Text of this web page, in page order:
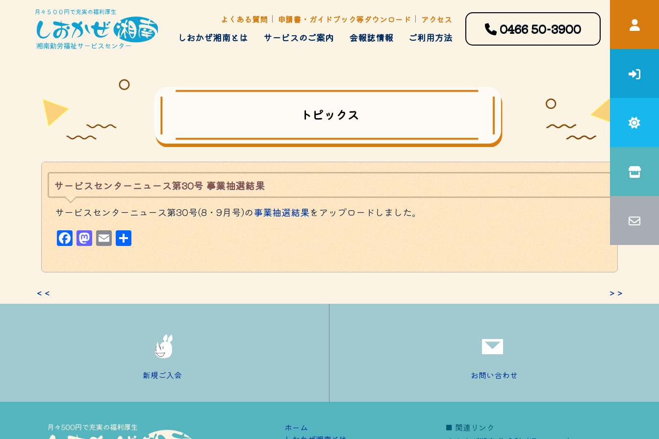
よくある質問 申請書・ガイドブック等ダウンロード アクセス
0466 50-3900
しおかぜ湘南とは サービスのご案内
Services
チケット・行楽・イベント
各種あっせん
申請書・ガイドブック等ダウン
会報誌情報 ご利用方法
トピックス
サービスセンターニュース第30号 事業抽選結果
サービスセンターニュース第30号(8・9月号)の事業抽選結果をアップロードしました。
Facebook
Mastodon
Email
＜＜ ＞＞
新規ご入会 お問い合わせ
ホーム
■ 関連リンク